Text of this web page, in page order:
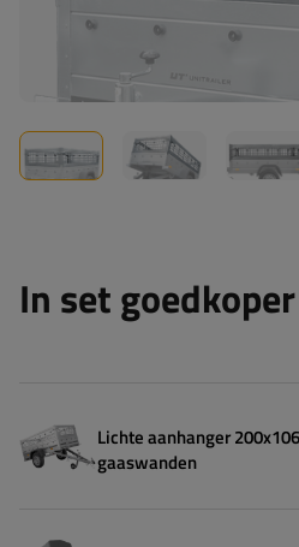
In set goedkoper
Lichte aanhanger
gaaswanden